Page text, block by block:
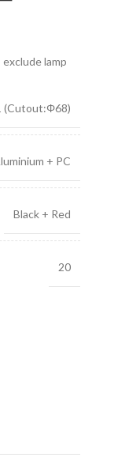
lamp
(Cutout:Φ68)
+ PC
Black + Red
20